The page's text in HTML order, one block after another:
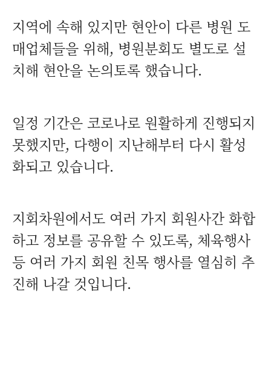
지역에 속해 있지만 현안이 다른 병원 도
매업체들을 위해, 병원분회도 별도로 설
치해 현안을 논의토록 했습니다.
일정 기간은 코로나로 원활하게 진행되지
못했지만, 다행이 지난해부터 다시 활성
화되고 있습니다.
지회차원에서도 여러 가지 회원사간 화합
하고 정보를 공유할 수 있도록, 체육행사
등 여러 가지 회원 친목 행사를 열심히 추
진해 나갈 것입니다.